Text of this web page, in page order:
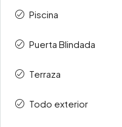
Piscina
Puerta Blindada
Terraza
Todo exterior